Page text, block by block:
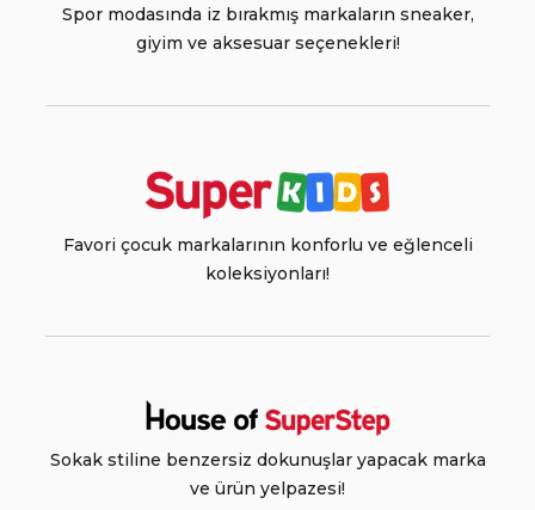
Spor modasında iz bırakmış markaların sneaker,
giyim ve aksesuar seçenekleri!
Favori çocuk markalarının konforlu ve eğlenceli
koleksiyonları!
Sokak stiline benzersiz dokunuşlar yapacak marka
ve ürün yelpazesi!